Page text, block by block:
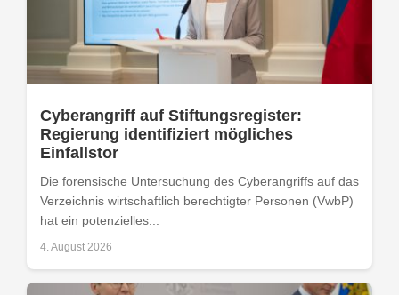
Cyberangriff auf Stiftungsregister:
Regierung identifiziert mögliches
Einfallstor
Die forensische Untersuchung des Cyberangriffs auf das
Verzeichnis wirtschaftlich berechtigter Personen (VwbP)
hat ein potenzielles...
4. August 2026